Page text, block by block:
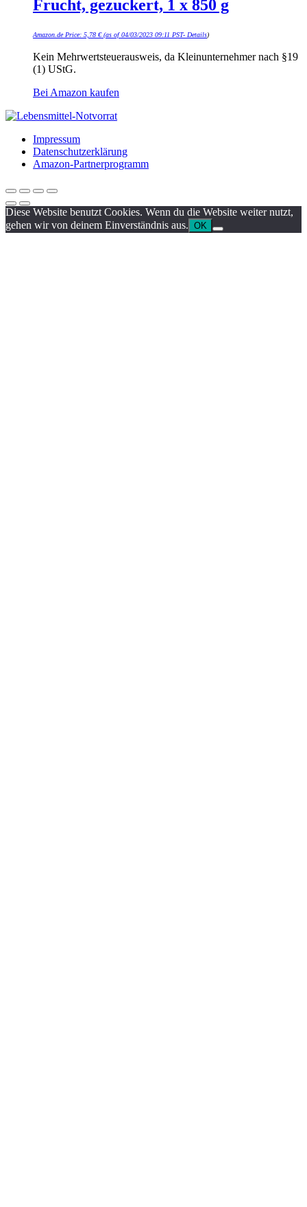
Frucht, gezuckert, 1 x 850 g
Amazon.de Price: 5,78 €(as of 04/03/2023 09:11 PST- Details)
Kein Mehrwertsteuerausweis, da Kleinunternehmer nach §19
(1) UStG.
Bei Amazon kaufen
Impressum
Datenschutzerklärung
Amazon-Partnerprogramm
Diese Website benutzt Cookies. Wenn du die Website weiter nutzt,
gehen wir von deinem Einverständnis aus. OK